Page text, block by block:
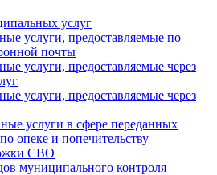
услуг
услуги, предоставляемые по
почты
услуги, предоставляемые через
услуги, предоставляемые через
услуги в сфере переданных
опеке и попечительству
СВО
муниципального контроля